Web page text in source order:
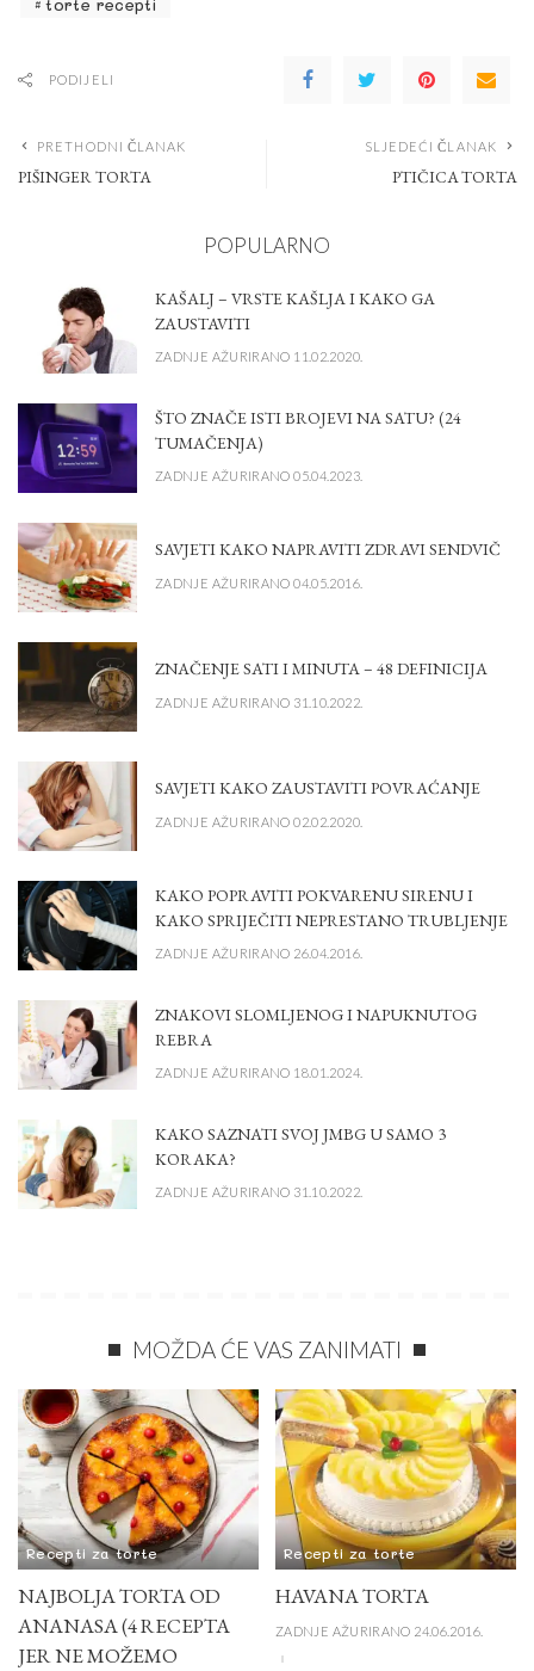
PODIJELI
PRETHODNI ČLANAK
PIŠINGER TORTA
SLJEDEĆI ČLANAK
PTIČICA TORTA
POPULARNO
KAŠALJ – VRSTE KAŠLJA I KAKO GA
ZAUSTAVITI
ZADNJE AŽURIRANO 11.02.2020.
ŠTO ZNAČE ISTI BROJEVI NA SATU? (24
TUMAČENJA)
ZADNJE AŽURIRANO 05.04.2023.
SAVJETI KAKO NAPRAVITI ZDRAVI SENDVIČ
ZADNJE AŽURIRANO 04.05.2016.
ZNAČENJE SATI I MINUTA – 48 DEFINICIJA
ZADNJE AŽURIRANO 31.10.2022.
SAVJETI KAKO ZAUSTAVITI POVRAĆANJE
ZADNJE AŽURIRANO 02.02.2020.
KAKO POPRAVITI POKVARENU SIRENU I
KAKO SPRIJEČITI NEPRESTANO TRUBLJENJE
ZADNJE AŽURIRANO 26.04.2016.
ZNAKOVI SLOMLJENOG I NAPUKNUTOG
REBRA
ZADNJE AŽURIRANO 18.01.2024.
KAKO SAZNATI SVOJ JMBG U SAMO 3
KORAKA?
ZADNJE AŽURIRANO 31.10.2022.
MOŽDA ĆE VAS ZANIMATI
Recepti za torte
NAJBOLJA TORTA OD
ANANASA (4 RECEPTA
JER NE MOŽEMO
Recepti za torte
HAVANA TORTA
ZADNJE AŽURIRANO 24.06.2016.